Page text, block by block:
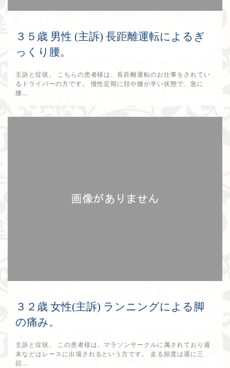
３５歳 男性 (主訴) 長距離運転によるぎ
っくり腰。
主訴と症状。 こちらの患者様は、長距離運転のお仕事をされてい
るドライバーの方です。 慢性定期に頚や腰が辛い状態で、急に
腰...
３２歳 女性(主訴) ランニングによる脚
の痛み。
主訴と症状。 この患者様は、マラソンサークルに属されており週
末などはレースに出場されるという方です。 走る頻度は週に三
回...